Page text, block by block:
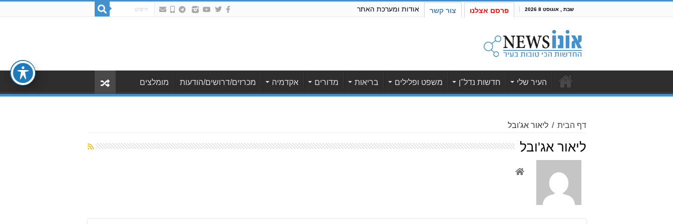
שבת , אוגוסט 8 2026 פרסם אצלנו צור קשר אודות ומערכת האתר
העיר שלי חדשות נדל"ן משפט ופלילים בריאות מדורים אקדמיה מכרזים/דרושים/הודעות מומלצים
דף הבית / ליאור אג'ובל
ליאור אג'ובל